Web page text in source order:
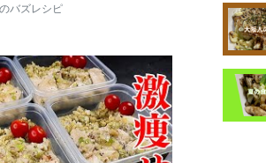
バズレシピ